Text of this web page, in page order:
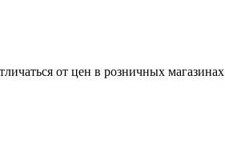
от цен в розничных магазинах